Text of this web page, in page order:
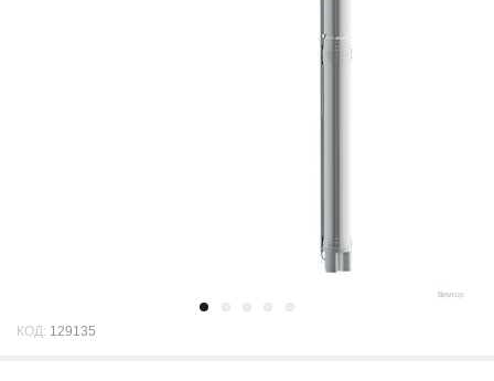
КОД: 129135